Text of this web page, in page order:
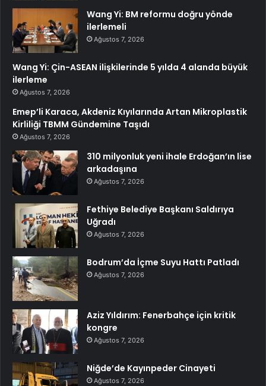
Wang Yi: BM reformu doğru yönde
ilerlemeli
Ağustos 7, 2026
Wang Yi: Çin-ASEAN ilişkilerinde 5 yılda 4 alanda büyük
ilerleme
Ağustos 7, 2026
Emep’li Karaca, Akdeniz Kıyılarında Artan Mikroplastik
Kirliliği TBMM Gündemine Taşıdı
Ağustos 7, 2026
310 milyonluk yeni ihale Erdoğan’ın lise
arkadaşına
Ağustos 7, 2026
Fethiye Belediye Başkanı Saldırıya
Uğradı
Ağustos 7, 2026
Bodrum’da İçme Suyu Hattı Patladı
Ağustos 7, 2026
Aziz Yıldırım: Fenerbahçe için kritik
kongre
Ağustos 7, 2026
Niğde’de Kayınpeder Cinayeti
Ağustos 7, 2026